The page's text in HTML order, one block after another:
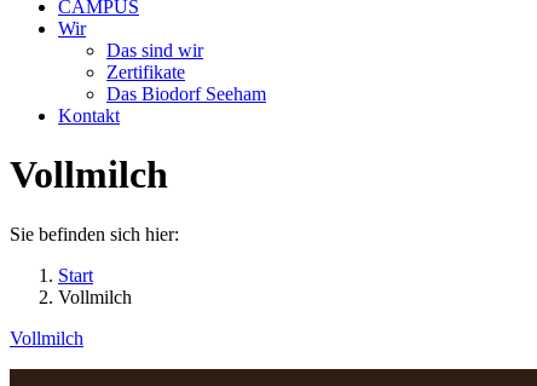
CAMPUS
Wir
Das sind wir
Zertifikate
Das Biodorf Seeham
Kontakt
Vollmilch
Sie befinden sich hier:
Start
Vollmilch
Vollmilch